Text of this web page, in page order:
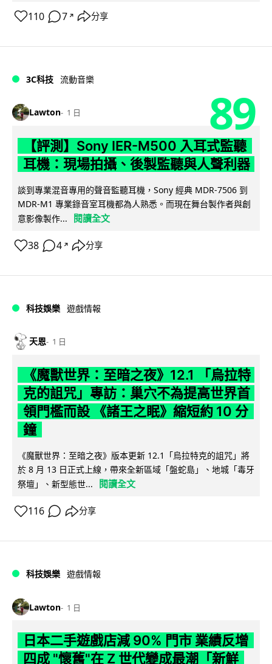
110 7 ↗ 分享
3C科技 流動音樂
Lawton 1 日 89
【評測】Sony IER-M500 入耳式監聽
耳機：現場拍攝、後製監聽與人聲利器
談到專業混音專用的聲音監聽耳機，Sony 經典 MDR-7506 到
MDR-M1 專業錄音室耳機都為人熟悉。而現在舞台製作者與創
意影像製作...
閱讀全文
38 4 ↗ 分享
科技娛樂 遊戲情報
天恩 1 日
《魔獸世界：至暗之夜》12.1 「烏拉特
克的詛咒」專訪：巢穴不為提高世界首
領門檻而設 《諸王之眠》縮短約 10 分
鐘
《魔獸世界：至暗之夜》版本更新 12.1「烏拉特克的詛咒」將
於 8 月 13 日正式上線，帶來全新區域「盤蛇島」、地城「毒牙
祭壇」、新型態世...
閱讀全文
116 分享
科技娛樂 遊戲情報
Lawton 1 日
日本二手遊戲店減 90% 門市 業績反增
四成 "懷舊"在 Z 世代變成最潮「新鮮